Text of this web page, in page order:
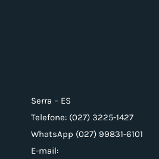
Serra – ES
Telefone: (027) 3225-1427
WhatsApp (027) 99831-6101
E-mail: